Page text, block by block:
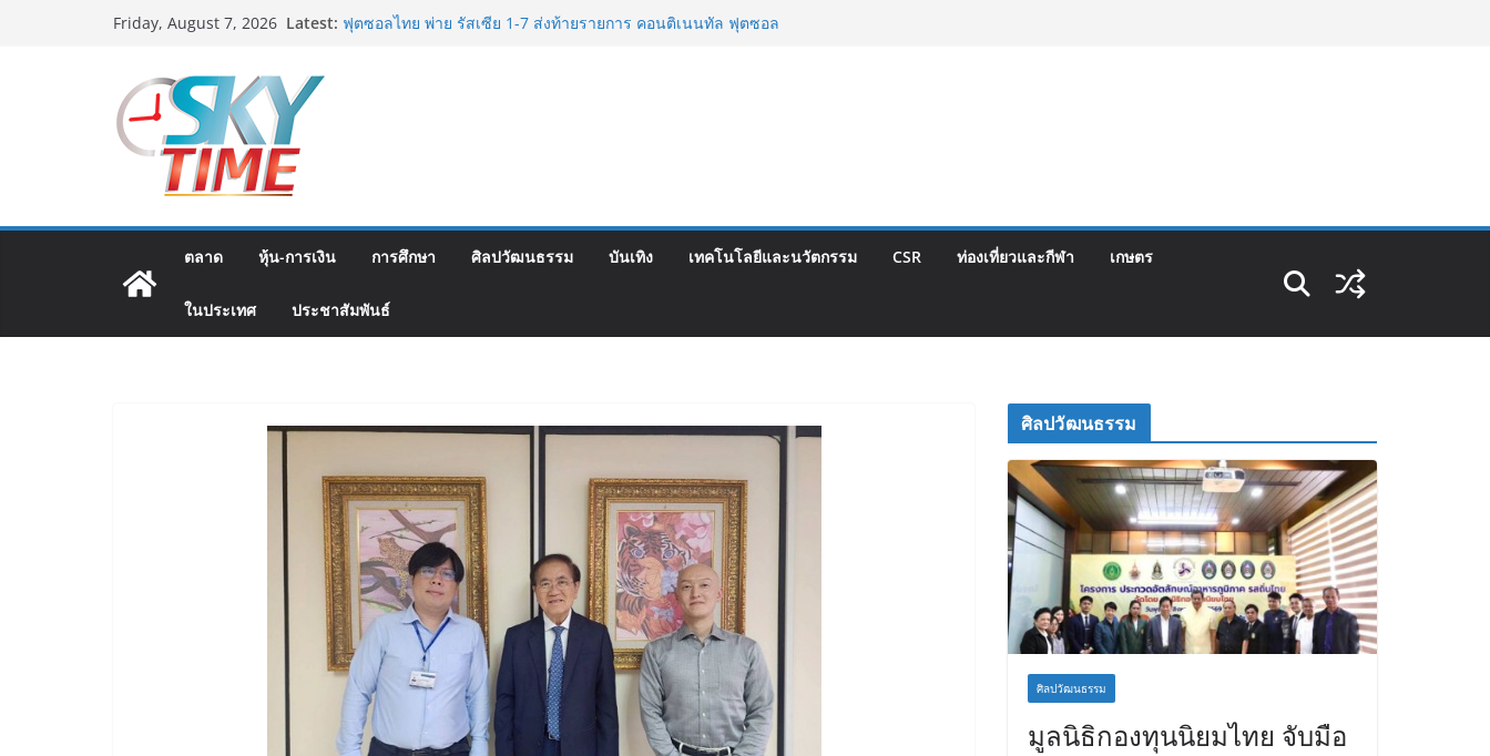
Friday, August 7, 2026 Latest: มทร.กรุงเทพ โต้ข่าวเท็จยันดำเนินงานตามธรรมาภิบาล แจงชัด
เส้นทางจาการ์ตา-กรุงเทพฯ เสริม Air Connectivity ดึงนักท่องเที่ยว
คุณภาพจากอินโดนีเซีย เริ่มเที่ยวแรกบินแรก 6 สิงหาคมนี้
ม.วลัยลักษณ์ จับมือ รพ.กรุงเทพสิริโรจน์ ยกระดับสารสนเทศการ
ตลาด หุ้น-การเงิน การศึกษา ศิลปวัฒนธรรม บันเทิง เทคโนโลยีและนวัตกรรม CSR ท่องเที่ยวและกีฬา เกษตร
ในประเทศ ประชาสัมพันธ์
ศิลปวัฒนธรรม
ศิลปวัฒนธรรม
มูลนิธิกองทุนนิยมไทย จับมือ